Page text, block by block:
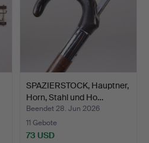
SPAZIERSTOCK, Hauptner,
Horn, Stahl und Ho…
Beendet 28. Jun 2026
11 Gebote
73 USD